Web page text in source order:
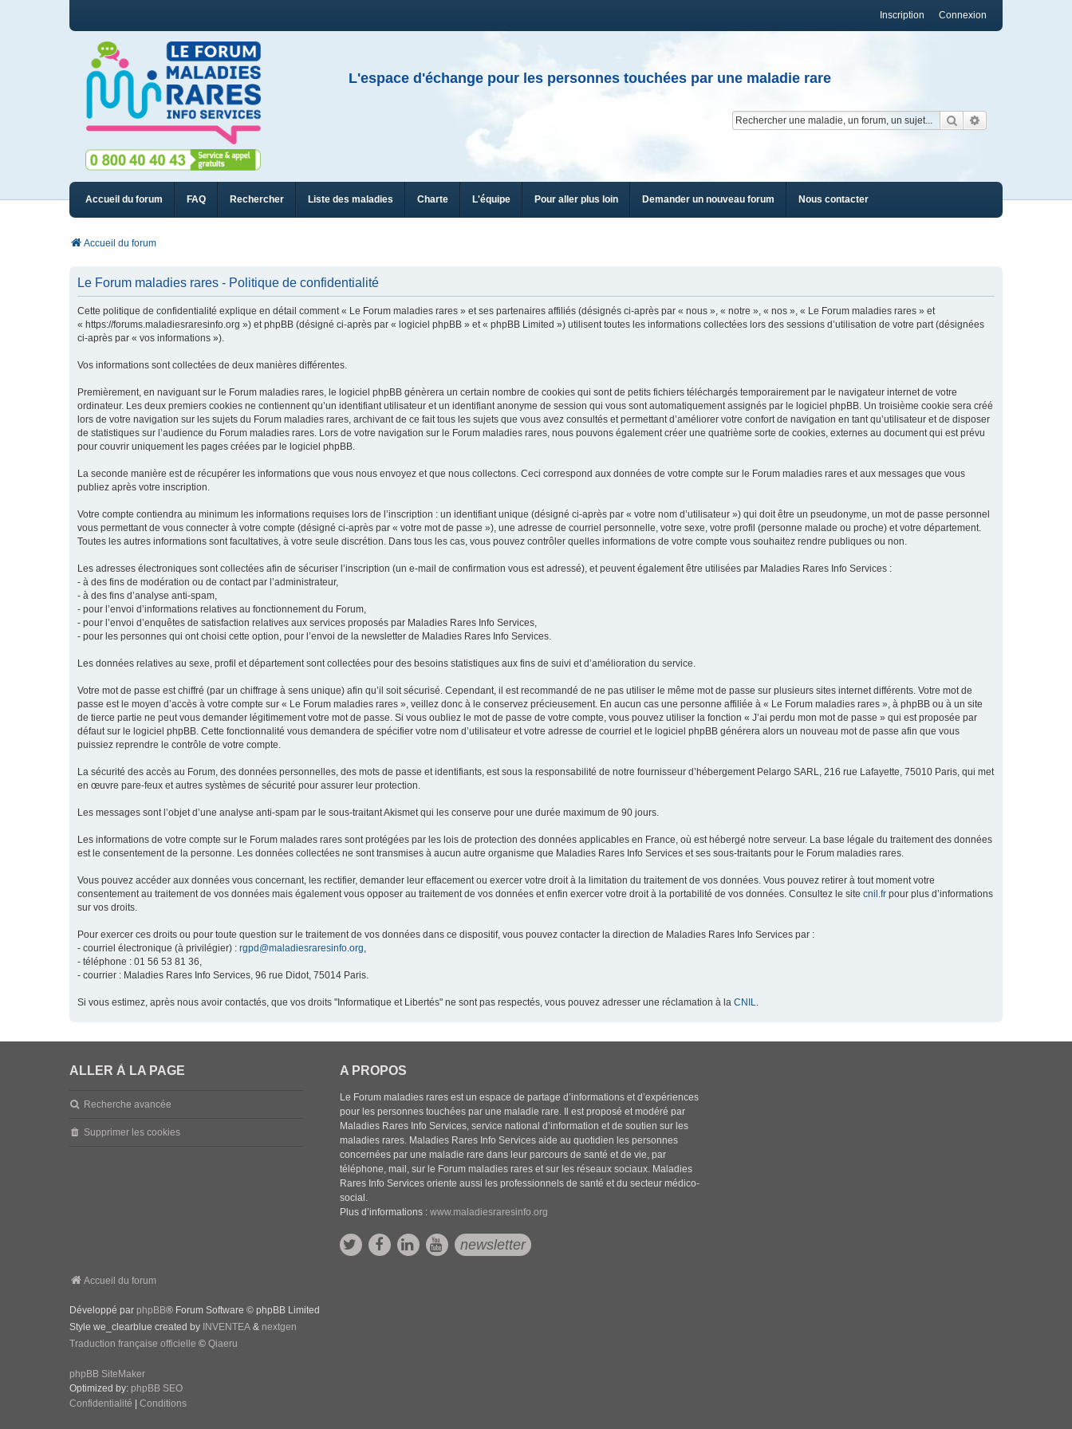
Connexion
Inscription
L'espace d'échange pour les personnes touchées par une maladie rare
Rechercher
Accueil du forum FAQ Rechercher Liste des maladies Charte L'équipe Pour aller plus loin Demander un nouveau forum Nous contacter
Accueil du forum
Le Forum maladies rares - Politique de confidentialité
Cette politique de confidentialité explique en détail comment « Le Forum maladies rares » et ses partenaires affiliés (désignés ci-après par « nous », « notre », « nos », « Le Forum maladies rares » et
« https://forums.maladiesraresinfo.org ») et phpBB (désigné ci-après par « logiciel phpBB » et « phpBB Limited ») utilisent toutes les informations collectées lors des sessions d’utilisation de votre part (désignées
ci-après par « vos informations »).
Vos informations sont collectées de deux manières différentes.
Premièrement, en naviguant sur le Forum maladies rares, le logiciel phpBB génèrera un certain nombre de cookies qui sont de petits fichiers téléchargés temporairement par le navigateur internet de votre
ordinateur. Les deux premiers cookies ne contiennent qu’un identifiant utilisateur et un identifiant anonyme de session qui vous sont automatiquement assignés par le logiciel phpBB. Un troisième cookie sera créé
lors de votre navigation sur les sujets du Forum maladies rares, archivant de ce fait tous les sujets que vous avez consultés et permettant d’améliorer votre confort de navigation en tant qu’utilisateur et de disposer
de statistiques sur l’audience du Forum maladies rares. Lors de votre navigation sur le Forum maladies rares, nous pouvons également créer une quatrième sorte de cookies, externes au document qui est prévu
pour couvrir uniquement les pages créées par le logiciel phpBB.
La seconde manière est de récupérer les informations que vous nous envoyez et que nous collectons. Ceci correspond aux données de votre compte sur le Forum maladies rares et aux messages que vous
publiez après votre inscription.
Votre compte contiendra au minimum les informations requises lors de l’inscription : un identifiant unique (désigné ci-après par « votre nom d’utilisateur ») qui doit être un pseudonyme, un mot de passe personnel
vous permettant de vous connecter à votre compte (désigné ci-après par « votre mot de passe »), une adresse de courriel personnelle, votre sexe, votre profil (personne malade ou proche) et votre département.
Toutes les autres informations sont facultatives, à votre seule discrétion. Dans tous les cas, vous pouvez contrôler quelles informations de votre compte vous souhaitez rendre publiques ou non.
Les adresses électroniques sont collectées afin de sécuriser l’inscription (un e-mail de confirmation vous est adressé), et peuvent également être utilisées par Maladies Rares Info Services :
- à des fins de modération ou de contact par l’administrateur,
- à des fins d’analyse anti-spam,
- pour l’envoi d’informations relatives au fonctionnement du Forum,
- pour l’envoi d’enquêtes de satisfaction relatives aux services proposés par Maladies Rares Info Services,
- pour les personnes qui ont choisi cette option, pour l’envoi de la newsletter de Maladies Rares Info Services.
Les données relatives au sexe, profil et département sont collectées pour des besoins statistiques aux fins de suivi et d’amélioration du service.
Votre mot de passe est chiffré (par un chiffrage à sens unique) afin qu’il soit sécurisé. Cependant, il est recommandé de ne pas utiliser le même mot de passe sur plusieurs sites internet différents. Votre mot de
passe est le moyen d’accès à votre compte sur « Le Forum maladies rares », veillez donc à le conservez précieusement. En aucun cas une personne affiliée à « Le Forum maladies rares », à phpBB ou à un site
de tierce partie ne peut vous demander légitimement votre mot de passe. Si vous oubliez le mot de passe de votre compte, vous pouvez utiliser la fonction « J’ai perdu mon mot de passe » qui est proposée par
défaut sur le logiciel phpBB. Cette fonctionnalité vous demandera de spécifier votre nom d’utilisateur et votre adresse de courriel et le logiciel phpBB générera alors un nouveau mot de passe afin que vous
puissiez reprendre le contrôle de votre compte.
La sécurité des accès au Forum, des données personnelles, des mots de passe et identifiants, est sous la responsabilité de notre fournisseur d’hébergement Pelargo SARL, 216 rue Lafayette, 75010 Paris, qui met
en œuvre pare-feux et autres systèmes de sécurité pour assurer leur protection.
Les messages sont l’objet d’une analyse anti-spam par le sous-traitant Akismet qui les conserve pour une durée maximum de 90 jours.
Les informations de votre compte sur le Forum malades rares sont protégées par les lois de protection des données applicables en France, où est hébergé notre serveur. La base légale du traitement des données
est le consentement de la personne. Les données collectées ne sont transmises à aucun autre organisme que Maladies Rares Info Services et ses sous-traitants pour le Forum maladies rares.
Vous pouvez accéder aux données vous concernant, les rectifier, demander leur effacement ou exercer votre droit à la limitation du traitement de vos données. Vous pouvez retirer à tout moment votre
consentement au traitement de vos données mais également vous opposer au traitement de vos données et enfin exercer votre droit à la portabilité de vos données. Consultez le site cnil.fr pour plus d’informations
sur vos droits.
Pour exercer ces droits ou pour toute question sur le traitement de vos données dans ce dispositif, vous pouvez contacter la direction de Maladies Rares Info Services par :
- courriel électronique (à privilégier) : rgpd@maladiesraresinfo.org,
- téléphone : 01 56 53 81 36,
- courrier : Maladies Rares Info Services, 96 rue Didot, 75014 Paris.
Si vous estimez, après nous avoir contactés, que vos droits "Informatique et Libertés" ne sont pas respectés, vous pouvez adresser une réclamation à la CNIL.
ALLER À LA PAGE
Recherche avancée
Supprimer les cookies
A PROPOS
Le Forum maladies rares est un espace de partage d’informations et d’expériences
pour les personnes touchées par une maladie rare. Il est proposé et modéré par
Maladies Rares Info Services, service national d’information et de soutien sur les
maladies rares. Maladies Rares Info Services aide au quotidien les personnes
concernées par une maladie rare dans leur parcours de santé et de vie, par
téléphone, mail, sur le Forum maladies rares et sur les réseaux sociaux. Maladies
Rares Info Services oriente aussi les professionnels de santé et du secteur médico-
social.
Plus d’informations :www.maladiesraresinfo.org
newsletter
Accueil du forum
Développé par phpBB® Forum Software © phpBB Limited
Style we_clearblue created by INVENTEA & nextgen
Traduction française officielle © Qiaeru
phpBB SiteMaker
Optimized by: phpBB SEO
Confidentialité
Conditions